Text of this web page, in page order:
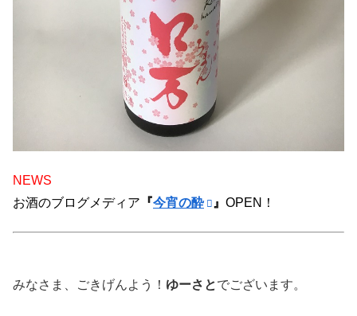
NEWS
お酒のブログメディア 『今宵の酔 』 OPEN！
みなさま、ごきげんよう！ ゆーさとでございます。